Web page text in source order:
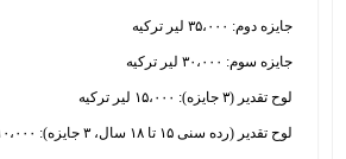
جایزه دوم: ۳۵،۰۰۰ لیر ترکیه
جایزه سوم: ۳۰،۰۰۰ لیر ترکیه
لوح تقدیر (۳ جایزه): ۱۵،۰۰۰ لیر ترکیه
لوح تقدیر (رده سنی ۱۵ تا ۱۸ سال، ۳ جایزه): ۱۰،۰۰۰ لیر ترکیه